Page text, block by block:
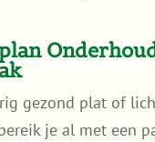
gezond plat of
je al met een